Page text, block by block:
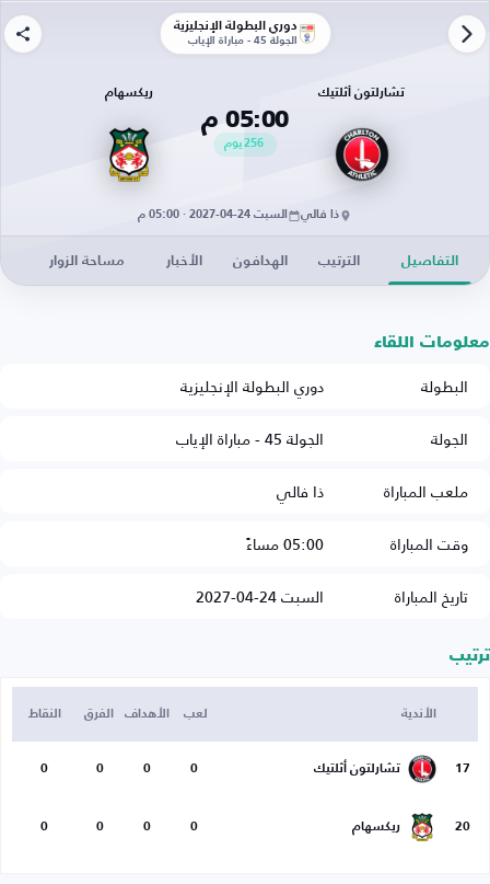
دوري البطولة الإنجليزية
الجولة 45 - مباراة الإياب
تشارلتون أثلتيك
05:00 م
256يوم
ريكسهام
ذا فالي السبت 24-04-2027 · 05:00 م
التفاصيل الترتيب الهدافون الأخبار مساحة الزوار
معلومات اللقاء
البطولة
دوري البطولة الإنجليزية
الجولة
الجولة 45 - مباراة الإياب
ملعب المباراة
ذا فالي
وقت المباراة
05:00 مساءً
تاريخ المباراة
السبت 24-04-2027
ترتيب
الأندية لعب الأهداف الفرق النقاط
17 تشارلتون أثلتيك 0
0
0
0
20 ريكسهام 0
0
0
0